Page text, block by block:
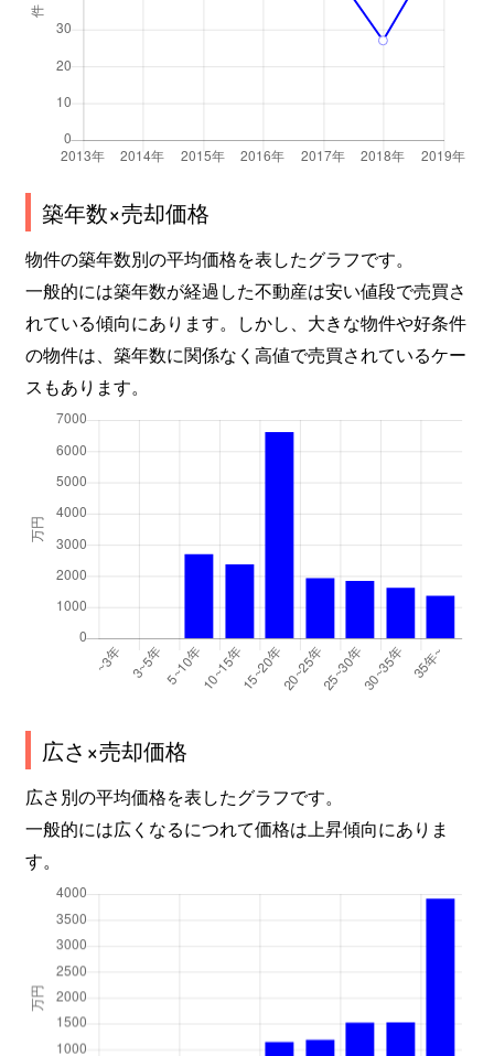
築年数×売却価格
物件の築年数別の平均価格を表したグラフです。
一般的には築年数が経過した不動産は安い値段で売買さ
れている傾向にあります。しかし、大きな物件や好条件
の物件は、築年数に関係なく高値で売買されているケー
スもあります。
広さ×売却価格
広さ別の平均価格を表したグラフです。
一般的には広くなるにつれて価格は上昇傾向にありま
す。